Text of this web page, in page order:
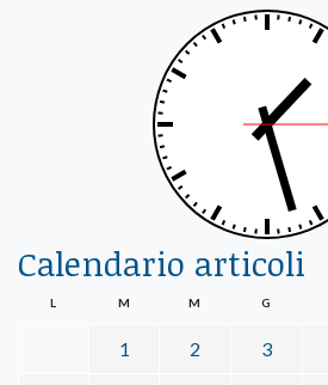
Calendario articoli
L M M G
1 2 3